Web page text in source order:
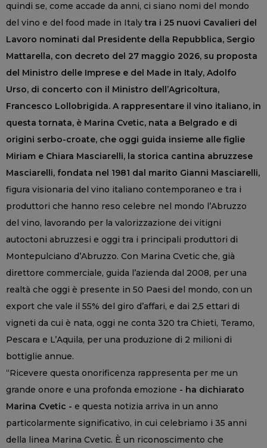
quindi se, come accade da anni, ci siano nomi del mondo
del vino e del food made in Italytra i 25 nuovi Cavalieri del
Lavoro nominati dal Presidente della Repubblica, Sergio
Mattarella, con decreto del 27 maggio 2026, su proposta
del Ministro delle Imprese e del Made in Italy, Adolfo
Urso, di concerto con il Ministro dell’Agricoltura,
Francesco Lollobrigida. A rappresentare il vino italiano, in
questa tornata, è Marina Cvetic, nata a Belgrado e di
origini serbo-croate, che oggi guida insieme alle figlie
Miriam e Chiara Masciarelli, la storica cantina abruzzese
Masciarelli, fondata nel 1981 dal marito Gianni Masciarelli,
figura visionaria del vino italiano contemporaneo e tra i
produttori che hanno reso celebre nel mondo l’Abruzzo
del vino, lavorando per la valorizzazione dei vitigni
autoctoni abruzzesi e oggi tra i principali produttori di
Montepulciano d’Abruzzo. Con Marina Cvetic che, già
direttore commerciale, guida l’azienda dal 2008, per una
realtà che oggi è presente in 50 Paesi del mondo, con un
export che vale il 55% del giro d’affari, e dai 2,5 ettari di
vigneti da cui è nata, oggi ne conta 320 tra Chieti, Teramo,
Pescara e L’Aquila, per una produzione di 2 milioni di
bottiglie annue.
“Ricevere questa onorificenza rappresenta per me un
grande onore e una profonda emozione - ha dichiarato
Marina Cvetic - e questa notizia arriva in un anno
particolarmente significativo, in cui celebriamo i 35 anni
della linea Marina Cvetic. È un riconoscimento che